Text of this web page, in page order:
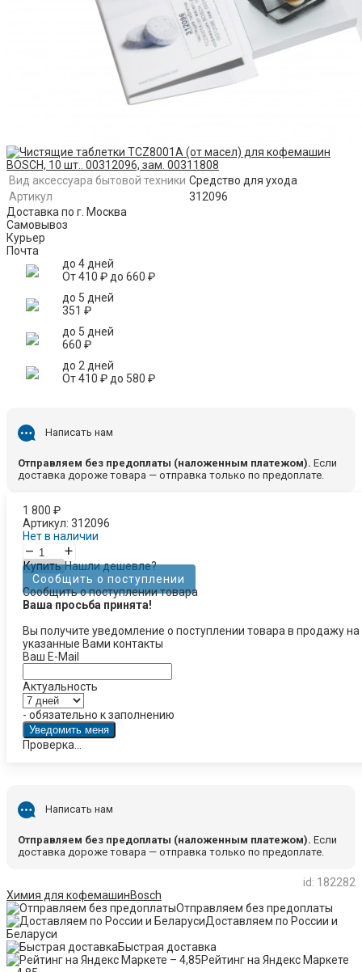
Вид аксессуара бытовой техники Средство для ухода
Артикул
312096
Доставка по г. Москва
Самовывоз
Курьер
Почта
до 4 дней
От410 ₽до 660 ₽
до 5 дней
351 ₽
до 5 дней
660 ₽
до 2 дней
От410 ₽до 580 ₽
Написать нам
Отправляем без предоплаты (наложенным платежом). Если
доставка дороже товара — отправка только по предоплате.
1 800 ₽
Артикул: 312096
Нет в наличии
– +
Купить Нашли дешевле?
Сообщить о поступлении
Сообщить о поступлении товара
Ваша просьба принята!
Вы получите уведомление о поступлении товара в продажу на
указанные Вами контакты
Ваш E-Mail
Актуальность
- обязательно к заполнению
Проверка...
Написать нам
Отправляем без предоплаты (наложенным платежом). Если
доставка дороже товара — отправка только по предоплате.
id: 182282
Химия для кофемашинBosch
Отправляем без предоплаты
Доставляем по России и
Беларуси
Быстрая доставка
Рейтинг на Яндекс Маркете